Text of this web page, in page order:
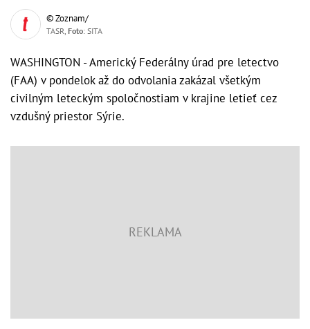
© Zoznam/
TASR, Foto: SITA
WASHINGTON - Americký Federálny úrad pre letectvo
(FAA) v pondelok až do odvolania zakázal všetkým
civilným leteckým spoločnostiam v krajine letieť cez
vzdušný priestor Sýrie.